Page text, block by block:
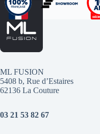
ML FUSION
5408 b, Rue d’Estaires
62136 La Couture
03 21 53 82 67